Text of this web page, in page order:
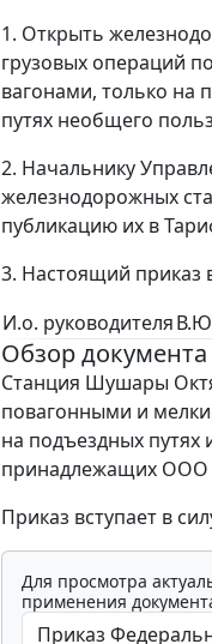
1. Открыть
грузовых операций
вагонами, только на
путях необщего
2. Начальнику
железнодорожных
публикацию их в
3. Настоящий приказ
И.о. руководителя
Обзор документа
Станция Шушары
повагонными и
на подъездных путях
принадлежащих ООО
Приказ вступает в
Для просмотра
применения